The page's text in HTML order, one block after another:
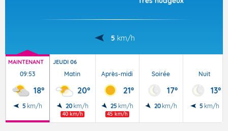
5 km/h
MAINTENANT
09:53
18°
5 km/h
JEUDI 06
Matin
20°
20 km/h
40 km/h
Après-midi
21°
25 km/h
45 km/h
Soirée
17°
20 km/h
Nuit
13°
5 km/h